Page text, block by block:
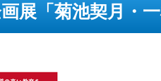
展「菊池契月・